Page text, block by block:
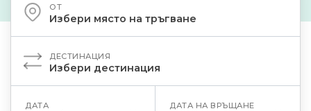
ОТ
Избери място на тръгване
ДЕСТИНАЦИЯ
Избери дестинация
ДАТА ДАТА НА ВРЪЩАНЕ